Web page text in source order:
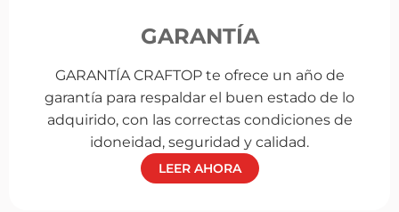
GARANTÍA
GARANTÍA CRAFTOP te ofrece un año de
garantía para respaldar el buen estado de lo
adquirido, con las correctas condiciones de
idoneidad, seguridad y calidad.
LEER AHORA